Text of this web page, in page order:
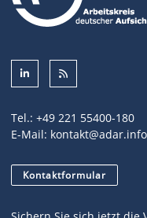
Tel.: +49 221 55400-180
E-Mail: kontakt@adar.info
Kontaktformular